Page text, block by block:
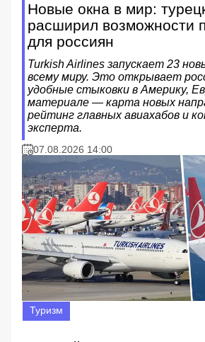
Новые окна в мир:
расширил возможности
для россиян
Turkish Airlines запускает 23
всему миру. Это открывает
удобные стыковки в Америку,
материале — карта новых
рейтинг главных авиахабов и
эксперта.
07.08.2026 14:00
Туризм